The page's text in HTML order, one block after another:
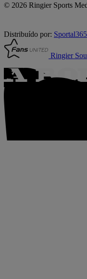
© 2026 Ringier Sports
Distribuído por: Sportal365
Ringier